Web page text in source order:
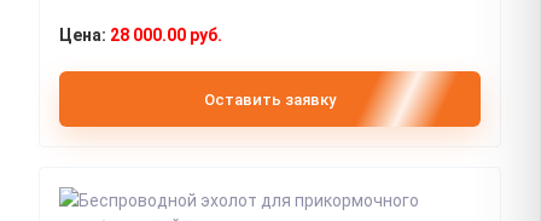
28 000.00 руб.
Оставить заявку